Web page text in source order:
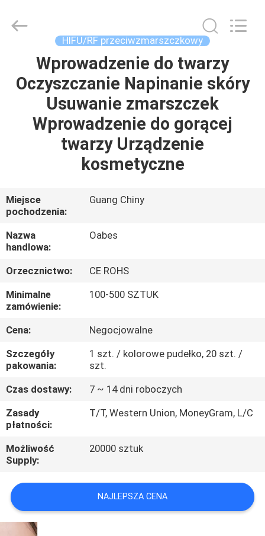
DOM
PRODUKTY
WYCIECZKA
PO
FABRYCE
KONTROLA
JAKOŚCI
SKONTAKTUJ
SIĘ
Z
NAMI
POPROSIĆ
O
WYCENĘ
SITEMAP
Rights
HIFU/RF przeciwzmarszczkowy
Wprowadzenie do twarzy
Oczyszczanie Napinanie skóry
Usuwanie zmarszczek
Wprowadzenie do gorącej
twarzy Urządzenie
kosmetyczne
Miejsce
pochodzenia:
Guang Chiny
Nazwa
handlowa:
Oabes
Orzecznictwo:
CE ROHS
Minimalne
zamówienie:
100-500 SZTUK
Cena:
Negocjowalne
Szczegóły
pakowania:
1 szt. / kolorowe pudełko, 20 szt. /
szt.
Czas dostawy:
7 ~ 14 dni roboczych
Zasady
płatności:
T/T, Western Union, MoneyGram, L/C
Możliwość
Supply:
20000 sztuk
NAJLEPSZA CENA